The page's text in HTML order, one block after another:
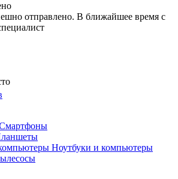
отправлено. В ближайшее время с
Ноутбуки и компьютеры